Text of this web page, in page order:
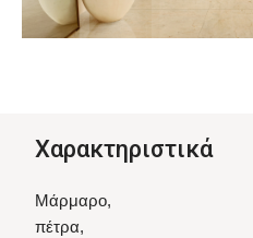
Χαρακτηριστικά
Μάρμαρο,
πέτρα,